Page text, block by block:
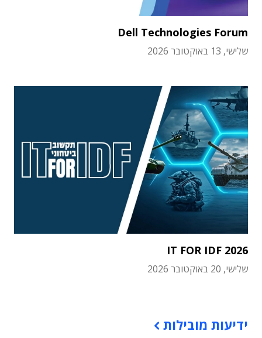
Dell Technologies Forum
שלישי, 13 באוקטובר 2026
IT FOR IDF 2026
שלישי, 20 באוקטובר 2026
ידיעות מובילות